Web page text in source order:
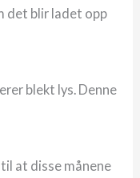
det blir ladet opp
blekt lys. Denne
at disse månene